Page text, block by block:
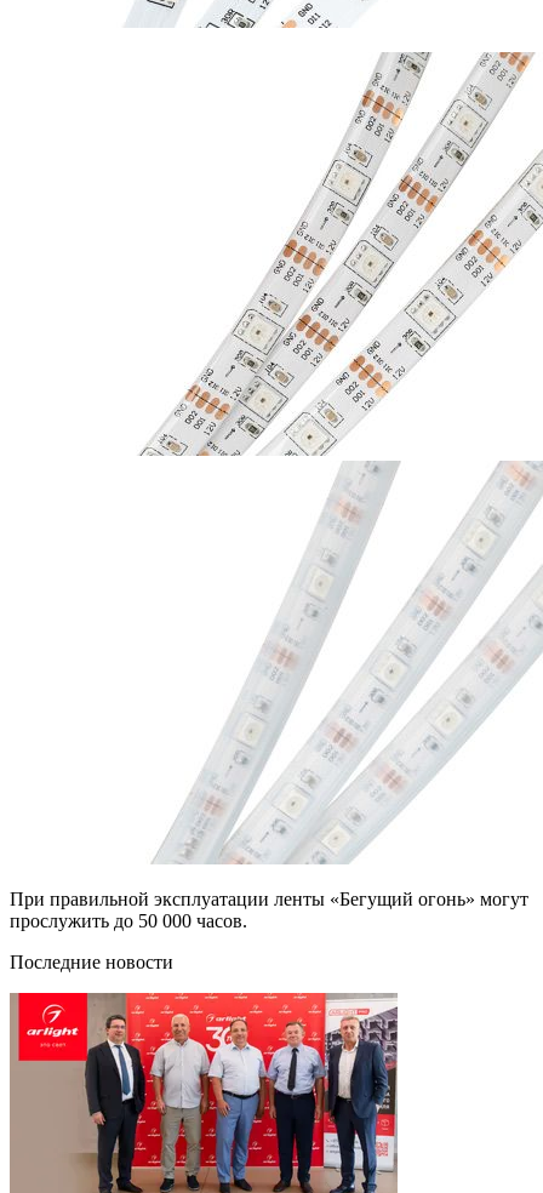
При правильной эксплуатации ленты «Бегущий огонь» могут
прослужить до 50 000 часов.
Последние новости